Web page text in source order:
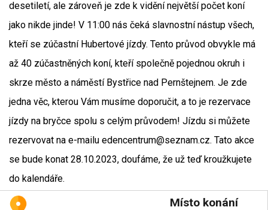
desetiletí, ale zároveň je zde k vidění největší počet koní
jako nikde jinde! V 11:00 nás čeká slavnostní nástup všech,
kteří se zúčastní Hubertové jízdy. Tento průvod obvykle má
až 40 zúčastněných koní, kteří společně pojednou okruh i
skrze město a náměstí Bystřice nad Pernštejnem. Je zde
jedna věc, kterou Vám musíme doporučit, a to je rezervace
jízdy na bryčce spolu s celým průvodem! Jízdu si můžete
rezervovat na e-mailu edencentrum@seznam.cz. Tato akce
se bude konat 28.10.2023, doufáme, že už teď kroužkujete
do kalendáře.
Místo konání